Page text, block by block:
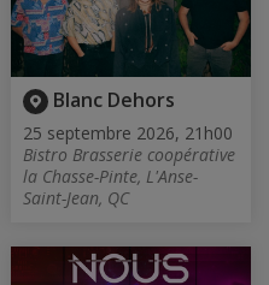
Blanc Dehors
25 septembre 2026, 21h00
Bistro Brasserie coopérative
la Chasse-Pinte, L'Anse-
Saint-Jean, QC